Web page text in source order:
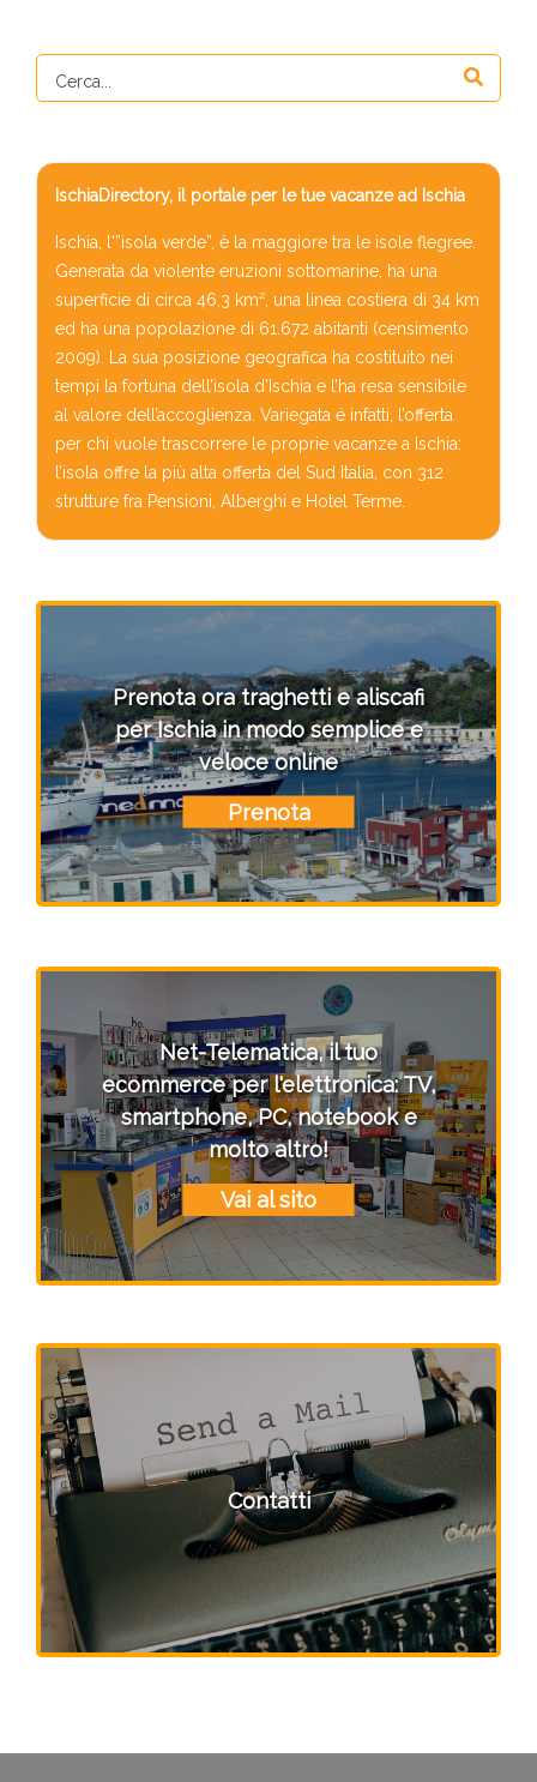
IschiaDirectory, il portale per le tue vacanze ad Ischia
Ischia, l'”isola verde”, è la maggiore tra le isole flegree.
Generata da violente eruzioni sottomarine, ha una
superficie di circa 46,3 km², una linea costiera di 34 km
ed ha una popolazione di 61.672 abitanti (censimento
2009). La sua posizione geografica ha costituito nei
tempi la fortuna dell’isola d’Ischia e l’ha resa sensibile
al valore dell’accoglienza. Variegata é infatti, l’offerta
per chi vuole trascorrere le proprie vacanze a Ischia:
l’isola offre la più alta offerta del Sud Italia, con 312
strutture fra Pensioni, Alberghi e Hotel Terme.
Prenota ora traghetti e aliscafi
per Ischia in modo semplice e
veloce online
Prenota
Net-Telematica, il tuo
ecommerce per l'elettronica: TV,
smartphone, PC, notebook e
molto altro!
Vai al sito
Contatti